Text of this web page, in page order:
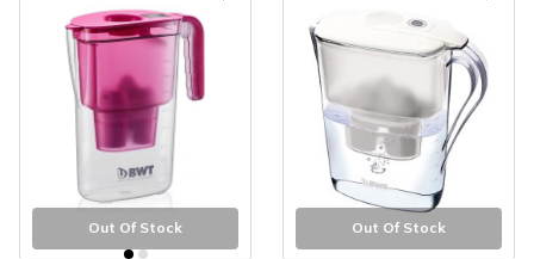
Out Of Stock Out Of Stock